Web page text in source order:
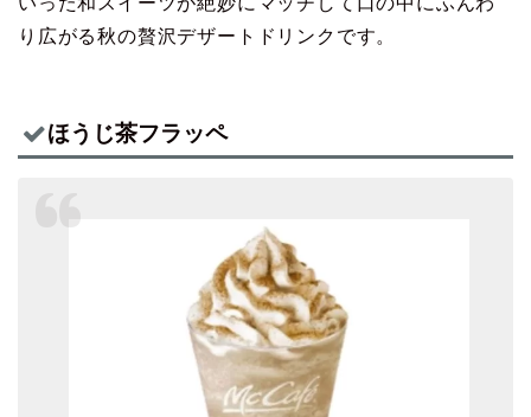
り広がる秋の贅沢デザートドリンクです。
ほうじ茶フラッペ